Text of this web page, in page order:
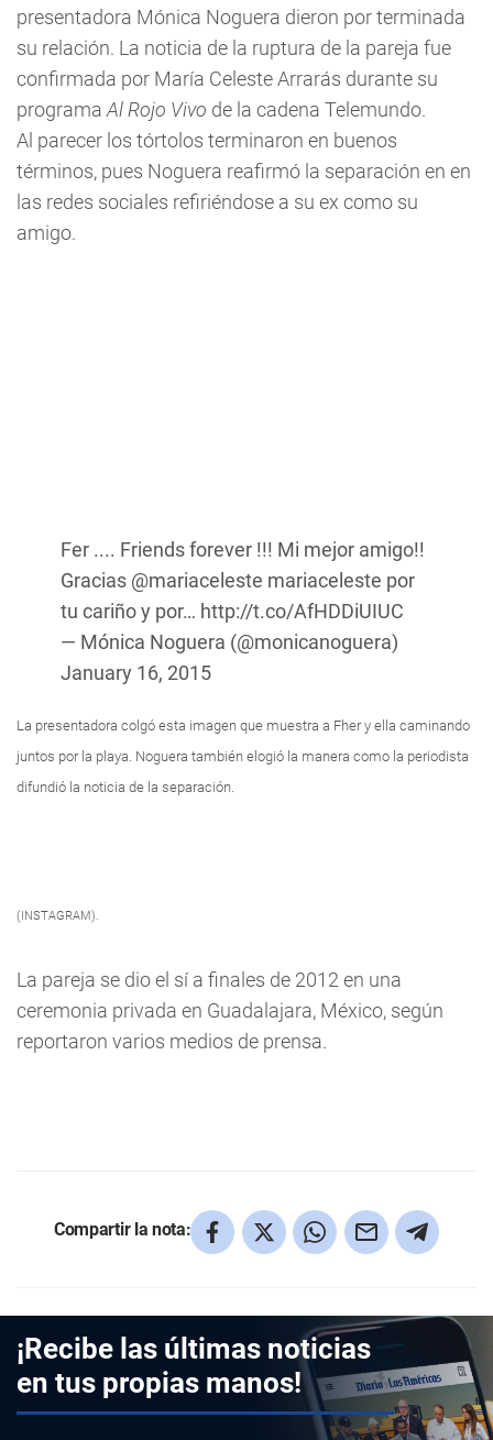
presentadora Mónica Noguera dieron por terminada
su relación. La noticia de la ruptura de la pareja fue
confirmada por María Celeste Arrarás durante su
programa Al Rojo Vivo de la cadena Telemundo.
Al parecer los tórtolos terminaron en buenos
términos, pues Noguera reafirmó la separación en en
las redes sociales refiriéndose a su ex como su
amigo.
Fer .... Friends forever !!! Mi mejor amigo!!
Gracias @mariaceleste mariaceleste por
tu cariño y por… http://t.co/AfHDDiUIUC
— Mónica Noguera (@monicanoguera)
January 16, 2015
La presentadora colgó esta imagen que muestra a Fher y ella caminando
juntos por la playa. Noguera también elogió la manera como la periodista
difundió la noticia de la separación.
(INSTAGRAM).
La pareja se dio el sí a finales de 2012 en una
ceremonia privada en Guadalajara, México, según
reportaron varios medios de prensa.
Compartir la nota:
¡Recibe las últimas noticias
en tus propias manos!